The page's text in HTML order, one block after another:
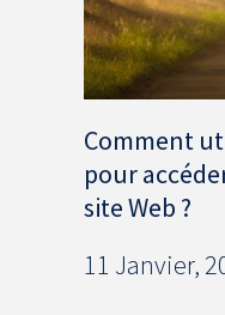
Comment
pour
site Web ?
11 Janvier,